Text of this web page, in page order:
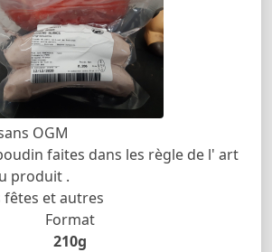
OGM
faites dans les règle de l' art
produit .
et autres
Format
210g